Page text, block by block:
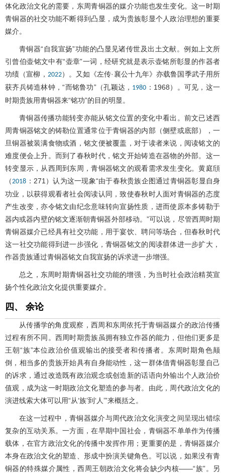
体化政治文化的需要，东周青铜器的媒介功能也发生变化。这一时期
青铜器的社交功能不断得到凸显，成为贵族彰显个人政治理想的重要
媒介。
青铜器“自我宣扬”功能的凸显见诸传世及出土文献。例如上文所
引曾伯壶铭文中有“壶章”一词，经研究就是表示壶铭所彰显的作器者
功绩（宣柳， 2022）。又如《左传·襄公十九年》亦载鲁国季武子用所
获齐兵铸造林钟，“而铭鲁功”（孔颖达， 1980 ：1968）。可见，这一
时期贵族用青铜器来“铭功”的目的明显。
青铜器传播功能转变亦能从铭文位置的变化中看出。前文已述西
周青铜器铭文的铸勒位置通常位于青铜器的内部（侧壁或底部），一
旦铜器被装满食物或酒，铭文便被覆盖，对于读者来说，阅读铭文的
难度便会上升。而到了春秋时代，铭文开始铸造在器物的外部。这一
转变显示，从西周到东周，青铜器铭文的观看需求发生变化。黄庭頎
（2018 ：271）认为这一现象“由于春秋贵族企图通过青铜器彰显自身
功业，以获得观看者社会阅读认同，致使春秋时人面对青铜器的态度
产生改变，亦令铭文由纪念意味转向宣扬性质，进而使原本多铸勒于
器内或器内壁的铭文逐渐朝青铜器外部移动。”可以说，尽管西周时期
青铜器媒介已经具有社交功能，用于宴饮、聘问等场合，但春秋时代
这一社交功能得到进一步强化，青铜器铭文的阅读群体进一步扩大，
作器贵族通过青铜器铭文自我宣扬的诉求进一步增强。
总之，东周时期青铜器社交功能的增强，为当时社会政治精英宣
扬个性化政治文化提供重要媒介。
四、 余论
从传播学的角度观察，西周和东周依托于青铜器媒介的政治传播
过程有所不同。西周时期贵族虽拥有独立作器的能力，但他们更多是
王朝“族”本位政治价值观输出的接受者和传播者。东周时期角色颠
倒，相当多的贵族开始具有自身能动性，这一群体借青铜器彰显自己
的诉求，通过改造既有政治观念或创造新的话语向外输出个人政治价
值观，成为这一时期政治文化塑造的参与者。由此，周代政治文化的
演进线索大体可以用“从‘族’到‘人’”来概括之。
在这一过程中，青铜器媒介与周代政治文化演变之间呈现出错综
复杂的互动关系。一方面，在早期中国社会，青铜器不单单作为传播
载体，在官方政治文化的传播中发挥作用；更重要的是，青铜器媒介
本身在政治文化的塑造、形成中扮演关键角色。可以说，如果没有青
铜器的特殊媒介属性，西周王朝政治文化将会缺少内核——“族”。另